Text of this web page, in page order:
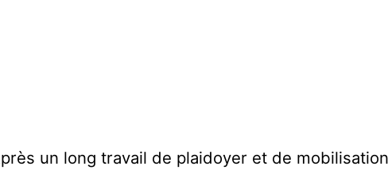
un long travail de plaidoyer et de